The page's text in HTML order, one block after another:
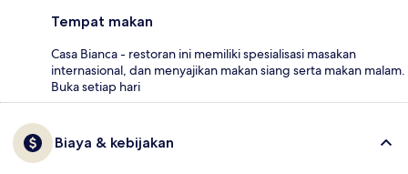
Tempat makan
Casa Bianca - restoran ini memiliki spesialisasi masakan
internasional, dan menyajikan makan siang serta makan malam.
Buka setiap hari
Biaya & kebijakan